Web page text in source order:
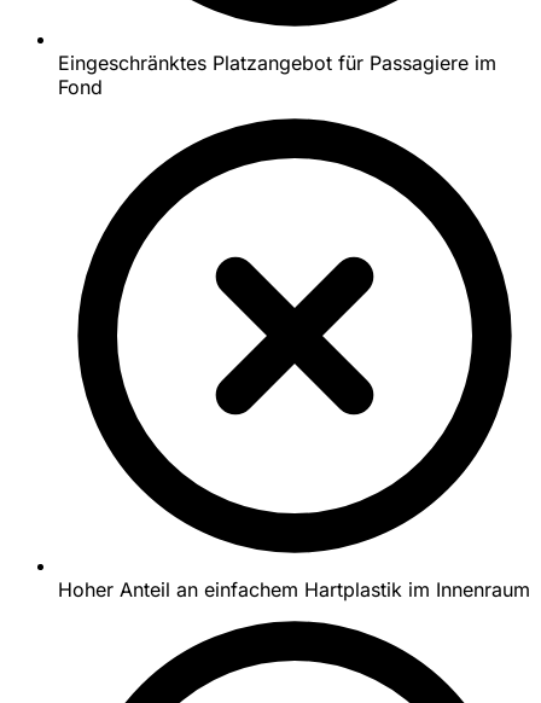
Eingeschränktes Platzangebot für Passagiere im
Fond
Hoher Anteil an einfachem Hartplastik im Innenraum